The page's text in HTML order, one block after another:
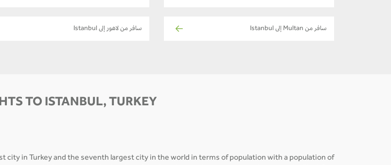
سافر من Multan إلى Istanbul سافر من لاهور إلى Istanbul
TO ISTANBUL, TURKEY
city in Turkey and the seventh largest city in the world in terms of population with a population of